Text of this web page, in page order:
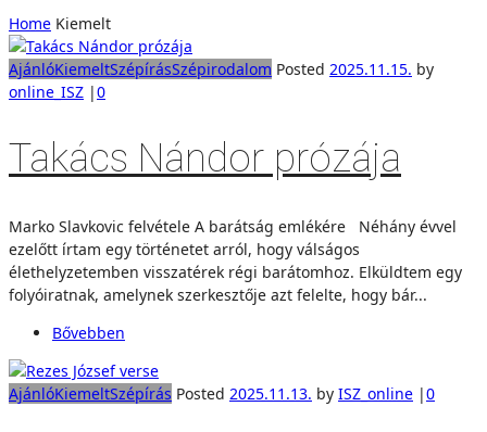
Home Kiemelt
AjánlóKiemeltSzépírásSzépirodalom Posted 2025.11.15. by
online_ISZ |0
Takács Nándor prózája
Marko Slavkovic felvétele A barátság emlékére Néhány évvel
ezelőtt írtam egy történetet arról, hogy válságos
élethelyzetemben visszatérek régi barátomhoz. Elküldtem egy
folyóiratnak, amelynek szerkesztője azt felelte, hogy bár...
Bővebben
AjánlóKiemeltSzépírás Posted 2025.11.13. by ISZ_online |0